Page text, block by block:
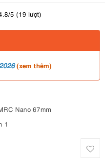
5 (19 lượt)
(xem thêm)
Nano 67mm
1